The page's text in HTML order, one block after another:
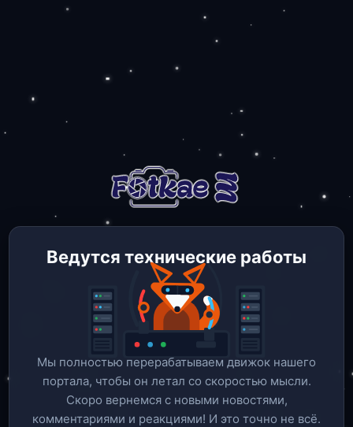
Ведутся технические работы
Мы полностью перерабатываем движок нашего
портала, чтобы он летал со скоростью мысли.
Скоро вернемся c новыми новостями,
комментариями и реакциями! И это точно не всё.